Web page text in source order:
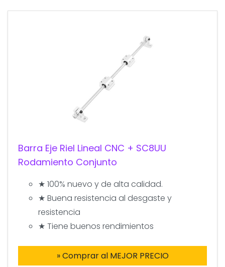
Barra Eje Riel Lineal CNC + SC8UU
Rodamiento Conjunto
★ 100% nuevo y de alta calidad.
★ Buena resistencia al desgaste y
resistencia
★ Tiene buenos rendimientos
» Comprar al MEJOR PRECIO